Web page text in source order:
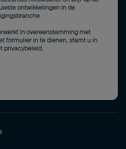
ontwikkelingen in de
in overeenstemming met
formulier in te dienen, stemt u in
privacybeleid.